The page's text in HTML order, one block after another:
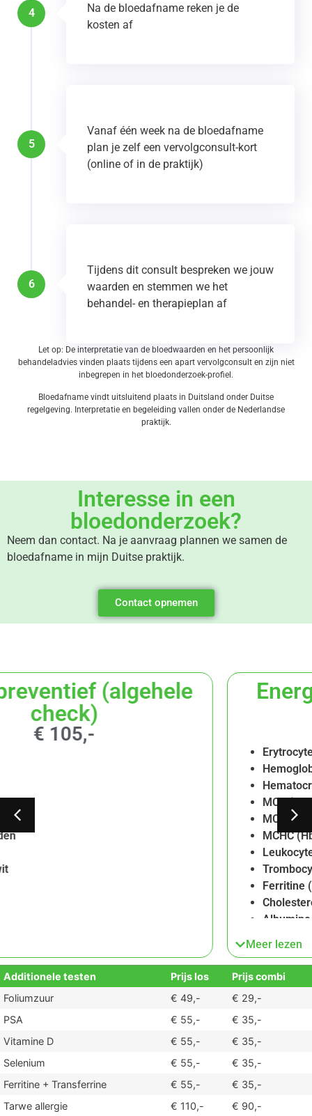
Na de bloedafname reken je de
kosten af
4
Vanaf één week na de bloedafname
plan je zelf een vervolgconsult-kort
(online of in de praktijk)
5
Tijdens dit consult bespreken we jouw
waarden en stemmen we het
behandel- en therapieplan af
6
Let op: De interpretatie van de bloedwaarden en het persoonlijk
behandeladvies vinden plaats tijdens een apart vervolgconsult en zijn niet
inbegrepen in het bloedonderzoek-profiel.
Bloedafname vindt uitsluitend plaats in Duitsland onder Duitse
regelgeving. Interpretatie en begeleiding vallen onder de Nederlandse
praktijk.
Interesse in een
bloedonderzoek?
Neem dan contact. Na je aanvraag plannen we samen de
bloedafname in mijn Duitse praktijk.
Contact opnemen
Energie & Vermoeidheid
Magnesium (Mg)
Selenium (Se)
Zink (Zn)
Vit B12
TSH
FT4
FT3
Additionele testen Prijs los
Prijs combi
Foliumzuur
€ 49,-
€ 29,-
PSA
€ 55,-
€ 35,-
Vitamine D
€ 55,-
€ 35,-
Selenium
€ 55,-
€ 35,-
Ferritine + Transferrine
€ 55,-
€ 35,-
Tarwe allergie
€ 110,- € 90,-